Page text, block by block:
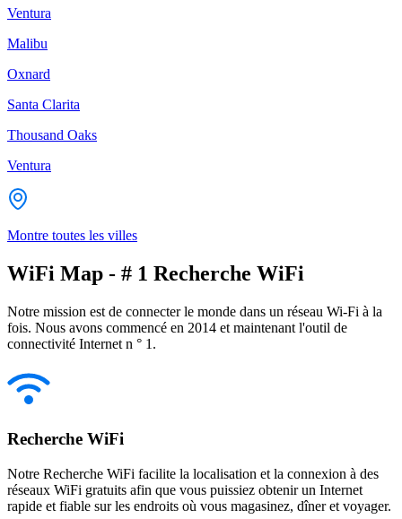
Ventura
Malibu
Oxnard
Santa Clarita
Thousand Oaks
Ventura
Montre toutes les villes
WiFi Map - # 1 Recherche WiFi
Notre mission est de connecter le monde dans un réseau Wi-Fi à la
fois. Nous avons commencé en 2014 et maintenant l'outil de
connectivité Internet n ° 1.
Recherche WiFi
Notre Recherche WiFi facilite la localisation et la connexion à des
réseaux WiFi gratuits afin que vous puissiez obtenir un Internet
rapide et fiable sur les endroits où vous magasinez, dîner et voyager.